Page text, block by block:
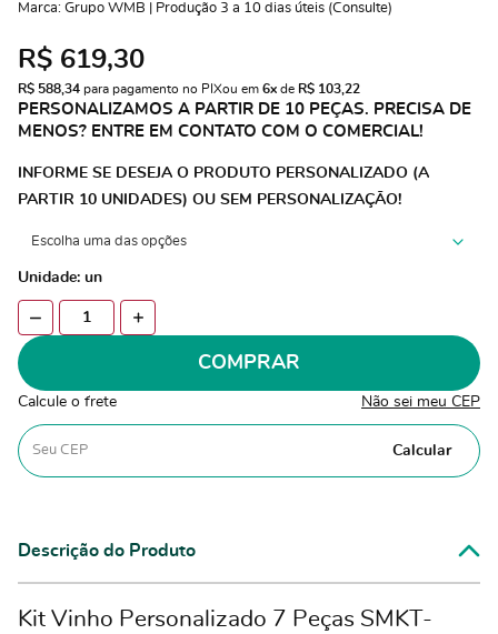
Marca: Grupo WMB | Produção 3 a 10 dias úteis (Consulte)
R$ 619,30
R$ 588,34 para pagamento no PIXou em 6x de R$ 103,22
PERSONALIZAMOS A PARTIR DE 10 PEÇAS. PRECISA DE
MENOS? ENTRE EM CONTATO COM O COMERCIAL!
INFORME SE DESEJA O PRODUTO PERSONALIZADO (A
PARTIR 10 UNIDADES) OU SEM PERSONALIZAÇÃO!
Unidade: un
COMPRAR
Calcule o frete Não sei meu CEP
Calcular
Descrição do Produto
Kit Vinho Personalizado 7 Peças SMKT-